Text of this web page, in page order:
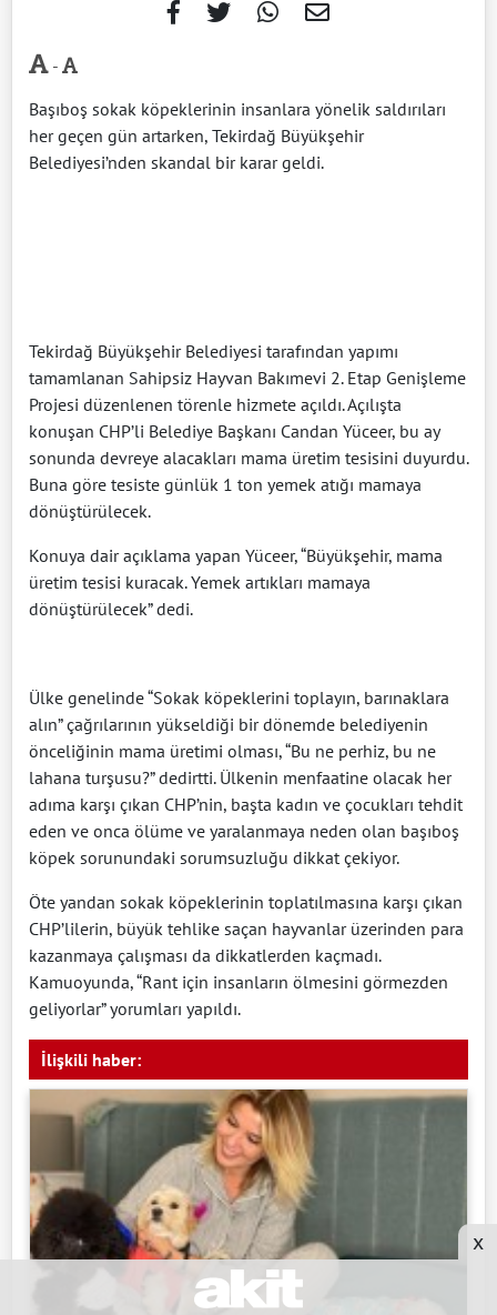
-
Başıboş sokak köpeklerinin insanlara yönelik saldırıları
her geçen gün artarken, Tekirdağ Büyükşehir
Belediyesi’nden skandal bir karar geldi.
Tekirdağ Büyükşehir Belediyesi tarafından yapımı
tamamlanan Sahipsiz Hayvan Bakımevi 2. Etap Genişleme
Projesi düzenlenen törenle hizmete açıldı. Açılışta
konuşan CHP’li Belediye Başkanı Candan Yüceer, bu ay
sonunda devreye alacakları mama üretim tesisini duyurdu.
Buna göre tesiste günlük 1 ton yemek atığı mamaya
dönüştürülecek.
Konuya dair açıklama yapan Yüceer, “Büyükşehir, mama
üretim tesisi kuracak. Yemek artıkları mamaya
dönüştürülecek” dedi.
Ülke genelinde “Sokak köpeklerini toplayın, barınaklara
alın” çağrılarının yükseldiği bir dönemde belediyenin
önceliğinin mama üretimi olması, “Bu ne perhiz, bu ne
lahana turşusu?” dedirtti. Ülkenin menfaatine olacak her
adıma karşı çıkan CHP’nin, başta kadın ve çocukları tehdit
eden ve onca ölüme ve yaralanmaya neden olan başıboş
köpek sorunundaki sorumsuzluğu dikkat çekiyor.
Öte yandan sokak köpeklerinin toplatılmasına karşı çıkan
CHP’lilerin, büyük tehlike saçan hayvanlar üzerinden para
kazanmaya çalışması da dikkatlerden kaçmadı.
Kamuoyunda, “Rant için insanların ölmesini görmezden
geliyorlar” yorumları yapıldı.
İlişkili haber:
x